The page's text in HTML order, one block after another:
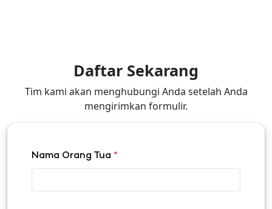
Daftar Sekarang
Tim kami akan menghubungi Anda setelah Anda
mengirimkan formulir.
Nama Orang Tua *